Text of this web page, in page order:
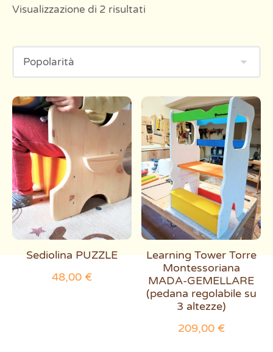
Visualizzazione di 2 risultati
Sediolina PUZZLE
48,00 €
Learning Tower Torre
Montessoriana
MADA-GEMELLARE
(pedana regolabile su
3 altezze)
209,00 €